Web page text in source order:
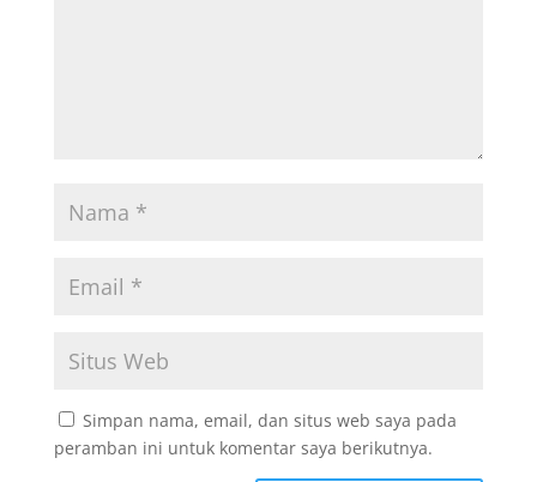
Simpan nama, email, dan situs web saya pada
peramban ini untuk komentar saya berikutnya.